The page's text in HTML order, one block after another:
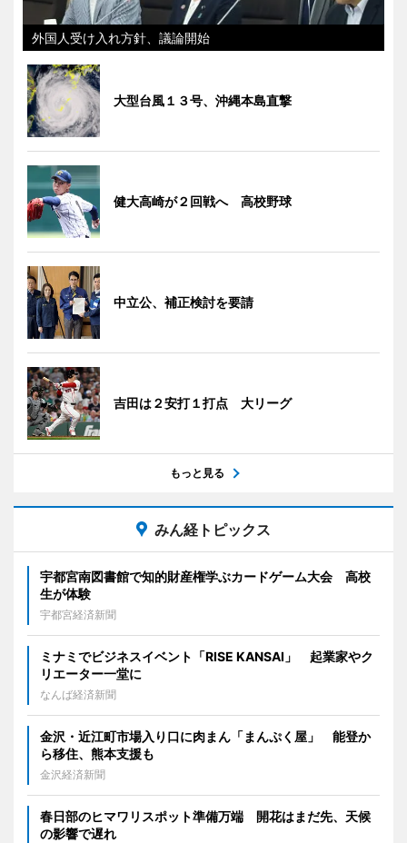
外国人受け入れ方針、議論開始
大型台風１３号、沖縄本島直撃
健大高崎が２回戦へ 高校野球
中立公、補正検討を要請
吉田は２安打１打点 大リーグ
もっと見る
みん経トピックス
宇都宮南図書館で知的財産権学ぶカードゲーム大会 高校
生が体験
宇都宮経済新聞
ミナミでビジネスイベント「RISE KANSAI」 起業家やク
リエーター一堂に
なんば経済新聞
金沢・近江町市場入り口に肉まん「まんぷく屋」 能登か
ら移住、熊本支援も
金沢経済新聞
春日部のヒマワリスポット準備万端 開花はまだ先、天候
の影響で遅れ